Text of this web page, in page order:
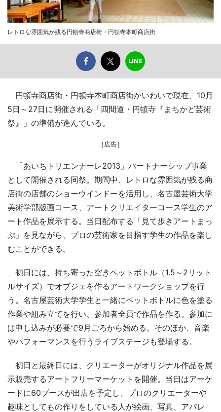
レトロな雰囲気が残る円頓寺商店街・円頓寺本町商店街
円頓寺商店街・円頓寺本町商店街かいわいで現在、10月
5日～27日に開催される「四間道・円頓寺『まちかど芸術
祭』」の準備が進んでいる。
［広告］
「あいちトリエンナーレ2013」パートナーシップ事業
として開催される同祭。期間中、レトロな雰囲気が残る商
店街の店舗のショーウインドーを活用し、名古屋芸術大学
美術学部版画コース、アートクリエイターコース学生のア
ート作品を展示する。当日配布する「見て歩きアートまっ
ぷ」を見ながら、プロの芸術家を目指す学生の作品を楽し
むことができる。
初日には、持ち寄った空きペットボトル（1.5～2リット
ルサイズ）でオブジェを作るアートワークショップを行
う。名古屋芸術大学学生と一緒にペットボトルに色を塗る
作業や組み立てを行い、参加者全員で作品を作る。参加に
は申し込みが必要で9月ごろから始める。そのほか、音楽
やパフォーマンスを行うライブステージも登場する。
初日と最終日には、クリエーターがオリジナル作品を展
示販売するアートフリーマーケットを開催。当日はアーケ
ードに60ブースが出店を予定し、プロのクリエーターや
趣味としてもの作りをしている人が絵画、写真、アパレ